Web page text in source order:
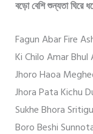
বড়ো বেশি শুন্যতা ঘিরে
Fagun Abar Fire
Ki Chilo Amar
Jhoro Haoa
Jhora Pata Kichu
Sukhe Bhora
Boro Beshi